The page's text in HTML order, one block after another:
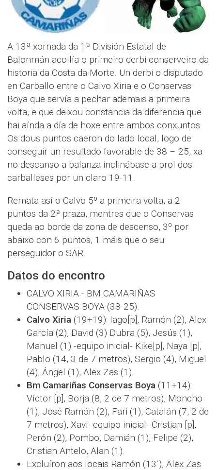
A 13ª xornada da 1ª División Estatal de
Balonmán acollía o primeiro derbi conserveiro da
historia da Costa da Morte. Un derbi o disputado
en Carballo entre o Calvo Xiria e o Conservas
Boya que servía a pechar ademais a primeira
volta, e que deixou constancia da diferencia que
hai aínda a día de hoxe entre ambos conxuntos.
Os dous puntos caeron do lado local, logo de
conseguir un resultado favorable de 38 – 25, xa
no descanso a balanza inclinábase a prol dos
carballeses por un claro 19-11.
Remata así o Calvo 5º a primeira volta, a 2
puntos da 2ª praza, mentres que o Conservas
queda ao borde da zona de descenso, 3º por
abaixo con 6 puntos, 1 máis que o seu
perseguidor o SAR.
Datos do encontro
CALVO XIRIA - BM CAMARIÑAS
CONSERVAS BOYA (38-25).
Calvo Xiria (19+19): Iago[p], Ramón (2), Alex
García (2), David (3) Dubra (5), Jesús (1),
Manuel (1) -equipo inicial- Kike[p], Naya [p],
Pablo (14, 3 de 7 metros), Sergio (4), Miguel
(4), Ángel (1), Alex Zas (1).
Bm Camariñas Conservas Boya (11+14):
Víctor [p], Borja (8, 2 de 7 metros), Moncho
(1), José Ramón (2), Fari (1), Catalán (7, 2 de
7 metros), Xavi -equipo inicial- Cristian [p],
Perón (2), Pombo, Damián (1), Felipe (2),
Cristian Antelo, Alan (1).
Excluíron aos locais Ramón (13´), Alex Zas